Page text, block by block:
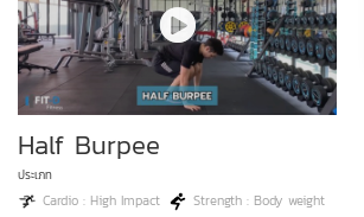
Half Burpee
ประเภท
Cardio : High Impact Strength : Body weight